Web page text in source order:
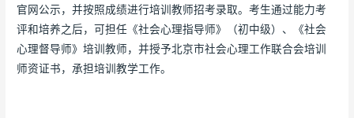
官网公示，并按照成绩进行培训教师招考录取。考生通过能力考
评和培养之后，可担任《社会心理指导师》（初中级）、《社会
心理督导师》培训教师，并授予北京市社会心理工作联合会培训
师资证书，承担培训教学工作。